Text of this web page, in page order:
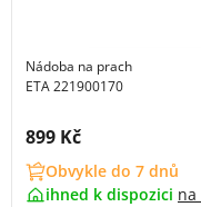
Nádoba na prach
ETA 221900170
Cena s DPH:
899 Kč
Obvykle do 7 dnů
ihned k dispozici na